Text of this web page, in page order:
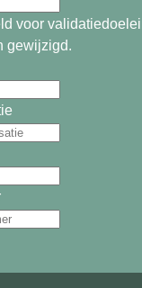
voor
gewijzigd.